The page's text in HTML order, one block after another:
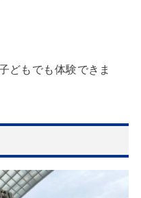
どもでも体験できま